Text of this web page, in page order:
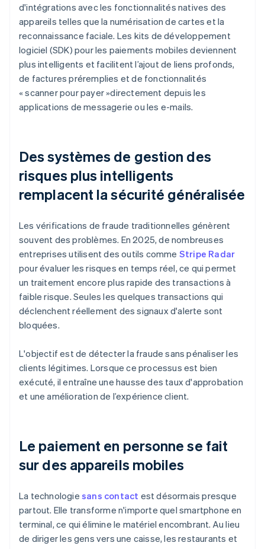
d'intégrations avec les fonctionnalités natives des
appareils telles que la numérisation de cartes et la
reconnaissance faciale. Les kits de développement
logiciel (SDK) pour les paiements mobiles deviennent
plus intelligents et facilitent l’ajout de liens profonds,
de factures préremplies et de fonctionnalités
« scanner pour payer »directement depuis les
applications de messagerie ou les e-mails.
Des systèmes de gestion des
risques plus intelligents
remplacent la sécurité généralisée
Les vérifications de fraude traditionnelles génèrent
souvent des problèmes. En 2025, de nombreuses
entreprises utilisent des outils comme Stripe Radar
pour évaluer les risques en temps réel, ce qui permet
un traitement encore plus rapide des transactions à
faible risque. Seules les quelques transactions qui
déclenchent réellement des signaux d'alerte sont
bloquées.
L'objectif est de détecter la fraude sans pénaliser les
clients légitimes. Lorsque ce processus est bien
exécuté, il entraîne une hausse des taux d'approbation
et une amélioration de l’expérience client.
Le paiement en personne se fait
sur des appareils mobiles
La technologie sans contact est désormais presque
partout. Elle transforme n'importe quel smartphone en
terminal, ce qui élimine le matériel encombrant. Au lieu
de diriger les gens vers une caisse, les restaurants et